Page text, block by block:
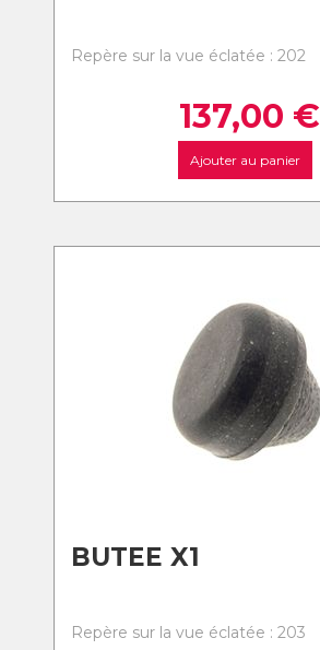
Repère sur la vue éclatée : 202
137,00 €
Ajouter au panier
BUTEE X1
Repère sur la vue éclatée : 203